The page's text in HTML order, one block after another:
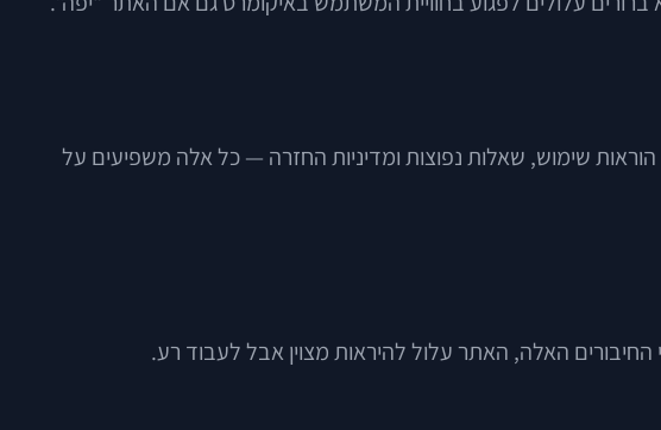
שימוש, שאלות נפוצות ומדיניות החזרה — כל אלה משפיעים על